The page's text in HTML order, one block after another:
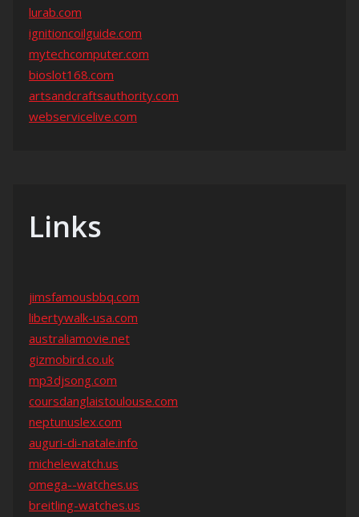
lurab.com
ignitioncoilguide.com
mytechcomputer.com
bioslot168.com
artsandcraftsauthority.com
webservicelive.com
Links
jimsfamousbbq.com
libertywalk-usa.com
australiamovie.net
gizmobird.co.uk
mp3djsong.com
coursdanglaistoulouse.com
neptunuslex.com
auguri-di-natale.info
michelewatch.us
omega--watches.us
breitling-watches.us